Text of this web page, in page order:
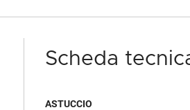
Scheda
ASTUCCIO